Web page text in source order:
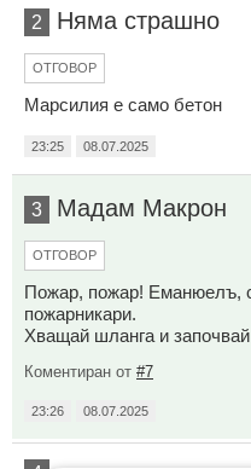
2 Няма страшно
ОТГОВОР
Марсилия е само бетон
23:25 08.07.2025
3 Мадам Макрон
ОТГОВОР
Пожар, пожар! Еманюелъ,
пожарникари.
Хващай шланга и
Коментиран от #7
23:26 08.07.2025